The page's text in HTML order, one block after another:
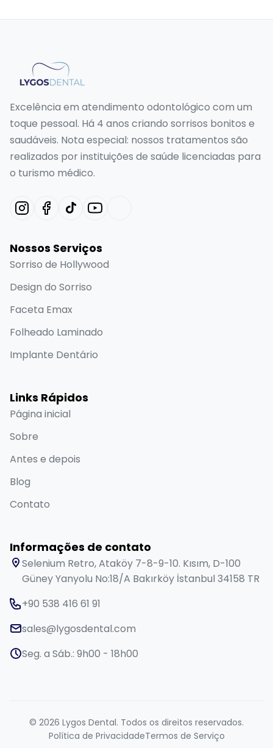
Excelência em atendimento odontológico com um
toque pessoal. Há 4 anos criando sorrisos bonitos e
saudáveis. Nota especial: nossos tratamentos são
realizados por instituições de saúde licenciadas para
o turismo médico.
Nossos Serviços
Sorriso de Hollywood
Design do Sorriso
Faceta Emax
Folheado Laminado
Implante Dentário
Links Rápidos
Página inicial
Sobre
Antes e depois
Blog
Contato
Informações de contato
Selenium Retro, Ataköy 7-8-9-10. Kısım, D-100
Güney Yanyolu No:18/A Bakırköy İstanbul 34158 TR
+90 538 416 61 91
sales@lygosdental.com
Seg. a Sáb.: 9h00 - 18h00
© 2026 Lygos Dental. Todos os direitos reservados.
Política de PrivacidadeTermos de Serviço